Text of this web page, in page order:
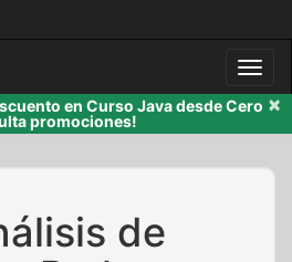
×
en Curso Java desde Cero
promociones!
de